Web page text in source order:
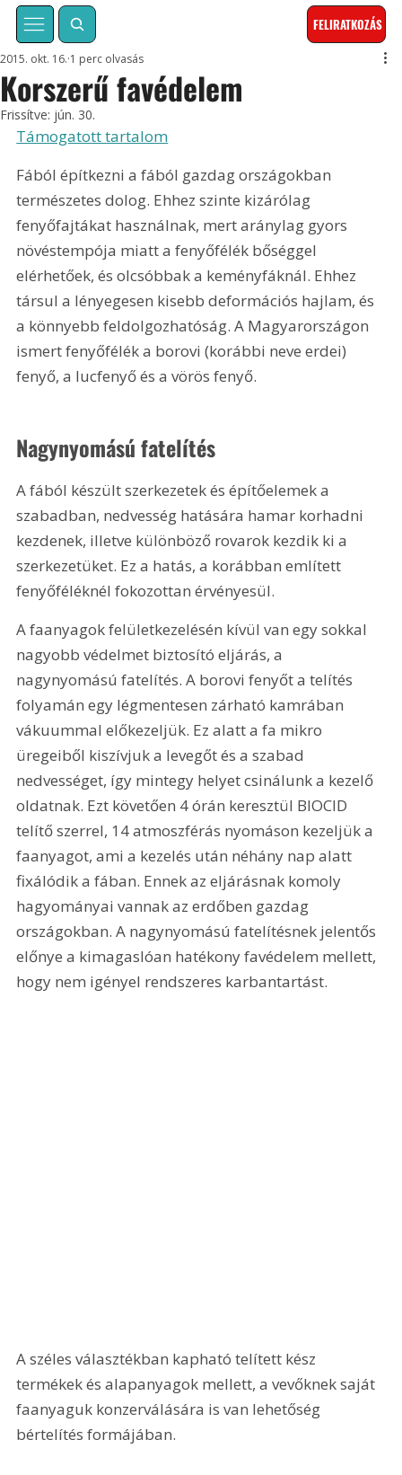
FELIRATKOZÁS
Korszerű favédelem
2015. okt. 16. 1 perc olvasás
Frissítve: jún. 30.
Támogatott tartalom
Fából építkezni a fából gazdag országokban
természetes dolog. Ehhez szinte kizárólag
fenyőfajtákat használnak, mert aránylag gyors
növéstempója miatt a fenyőfélék bőséggel
elérhetőek, és olcsóbbak a keményfáknál. Ehhez
társul a lényegesen kisebb deformációs hajlam, és
a könnyebb feldolgozhatóság. A Magyarországon
ismert fenyőfélék a borovi (korábbi neve erdei)
fenyő, a lucfenyő és a vörös fenyő.
Nagynyomású fatelítés
A fából készült szerkezetek és építőelemek a
szabadban, nedvesség hatására hamar korhadni
kezdenek, illetve különböző rovarok kezdik ki a
szerkezetüket. Ez a hatás, a korábban említett
fenyőféléknél fokozottan érvényesül.
A faanyagok felületkezelésén kívül van egy sokkal
nagyobb védelmet biztosító eljárás, a
nagynyomású fatelítés. A borovi fenyőt a telítés
folyamán egy légmentesen zárható kamrában
vákuummal előkezeljük. Ez alatt a fa mikro
üregeiből kiszívjuk a levegőt és a szabad
nedvességet, így mintegy helyet csinálunk a kezelő
oldatnak. Ezt követően 4 órán keresztül BIOCID
telítő szerrel, 14 atmoszférás nyomáson kezeljük a
faanyagot, ami a kezelés után néhány nap alatt
fixálódik a fában. Ennek az eljárásnak komoly
hagyományai vannak az erdőben gazdag
országokban. A nagynyomású fatelítésnek jelentős
előnye a kimagaslóan hatékony favédelem mellett,
hogy nem igényel rendszeres karbantartást.
A széles választékban kapható telített kész
termékek és alapanyagok mellett, a vevőknek saját
faanyaguk konzerválására is van lehetőség
bértelítés formájában.